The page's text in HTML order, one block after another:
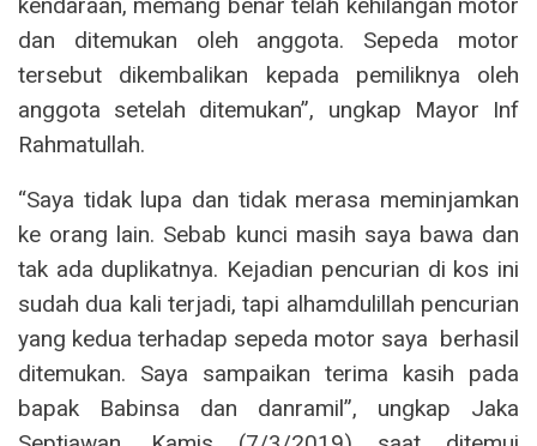
kendaraan, memang benar telah kehilangan motor
dan ditemukan oleh anggota. Sepeda motor
tersebut dikembalikan kepada pemiliknya oleh
anggota setelah ditemukan”, ungkap Mayor Inf
Rahmatullah.
“Saya tidak lupa dan tidak merasa meminjamkan
ke orang lain. Sebab kunci masih saya bawa dan
tak ada duplikatnya. Kejadian pencurian di kos ini
sudah dua kali terjadi, tapi alhamdulillah pencurian
yang kedua terhadap sepeda motor saya berhasil
ditemukan. Saya sampaikan terima kasih pada
bapak Babinsa dan danramil”, ungkap Jaka